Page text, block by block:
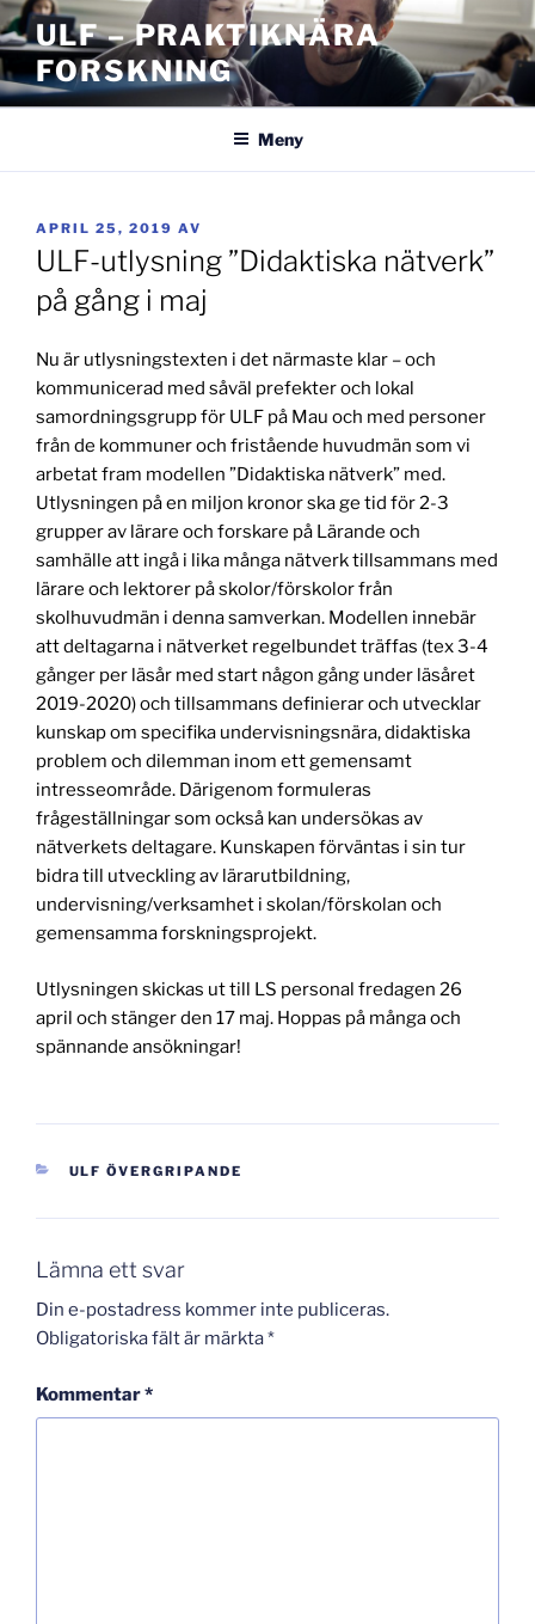
Hoppa
till
innehåll
ULF – PRAKTIKNÄRA
FORSKNING
Meny
PUBLICERAT
APRIL 25, 2019 AV
ULF-utlysning ”Didaktiska nätverk”
på gång i maj
Nu är utlysningstexten i det närmaste klar – och
kommunicerad med såväl prefekter och lokal
samordningsgrupp för ULF på Mau och med personer
från de kommuner och fristående huvudmän som vi
arbetat fram modellen ”Didaktiska nätverk” med.
Utlysningen på en miljon kronor ska ge tid för 2-3
grupper av lärare och forskare på Lärande och
samhälle att ingå i lika många nätverk tillsammans med
lärare och lektorer på skolor/förskolor från
skolhuvudmän i denna samverkan. Modellen innebär
att deltagarna i nätverket regelbundet träffas (tex 3-4
gånger per läsår med start någon gång under läsåret
2019-2020) och tillsammans definierar och utvecklar
kunskap om specifika undervisningsnära, didaktiska
problem och dilemman inom ett gemensamt
intresseområde. Därigenom formuleras
frågeställningar som också kan undersökas av
nätverkets deltagare. Kunskapen förväntas i sin tur
bidra till utveckling av lärarutbildning,
undervisning/verksamhet i skolan/förskolan och
gemensamma forskningsprojekt.
Utlysningen skickas ut till LS personal fredagen 26
april och stänger den 17 maj. Hoppas på många och
spännande ansökningar!
KATEGORIER
ULF ÖVERGRIPANDE
Lämna ett svar
Din e-postadress kommer inte publiceras.
Obligatoriska fält är märkta*
Kommentar*